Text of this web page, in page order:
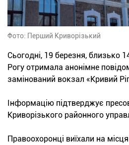
Фото: Перший Криворізький
Сьогодні, 19 березня, близько
Рогу отримала анонімне
замінований вокзал «Кривий
Інформацію підтверджує
Криворізького районного
Правоохоронці виїхали на